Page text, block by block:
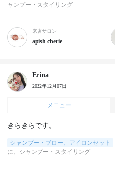
ャンプー・スタイリング
来店サロン
apish cherie
Erina
2022年12月07日
メニュー
きらきらです。
シャンプー・ブロー、アイロンセット
に、シャンプー・スタイリング